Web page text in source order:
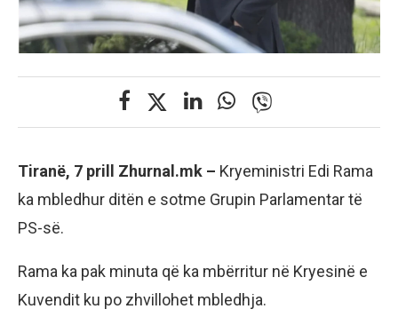
Tiranë, 7 prill Zhurnal.mk – Kryeministri Edi Rama
ka mbledhur ditën e sotme Grupin Parlamentar të
PS-së.
Rama ka pak minuta që ka mbërritur në Kryesinë e
Kuvendit ku po zhvillohet mbledhja.